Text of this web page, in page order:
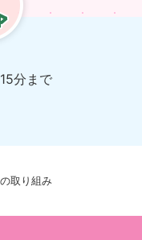
分まで
取り組み